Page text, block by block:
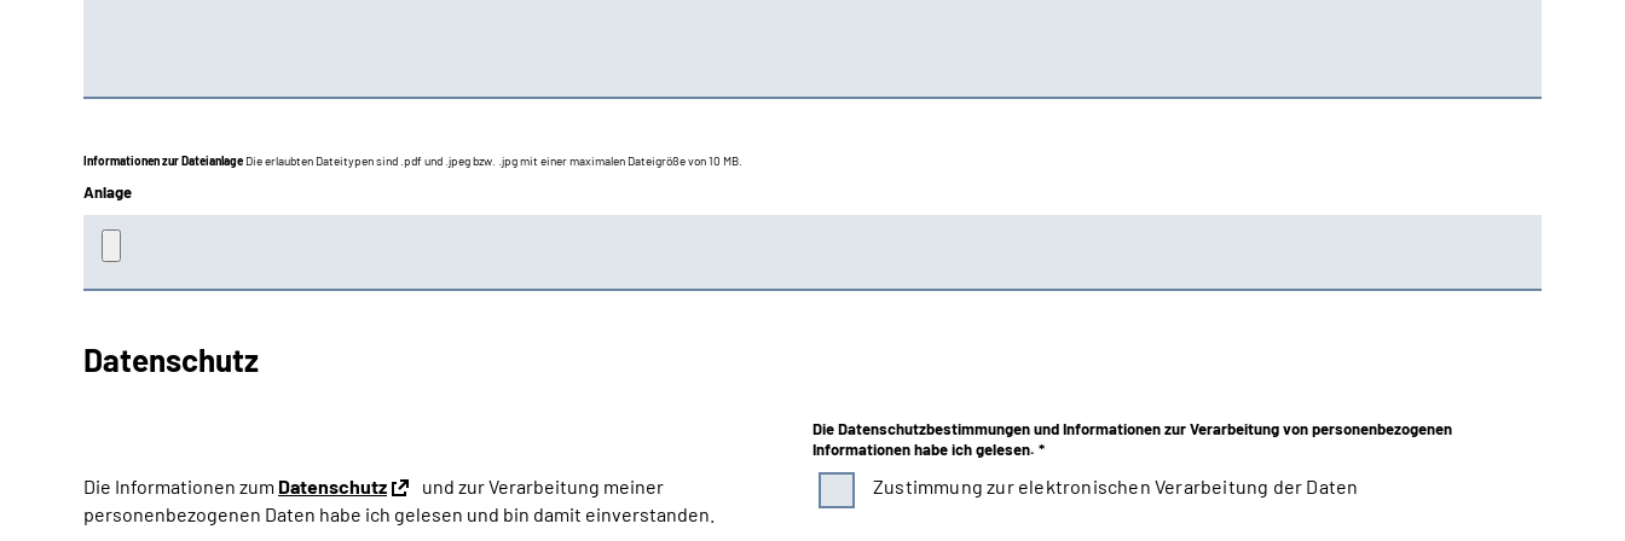
Informationen zur Dateianlage Die erlaubten Dateitypen sind .pdf und .jpeg bzw. .jpg mit einer maximalen Dateigröße von 10 MB.
Anlage
Datenschutz
Die Informationen zum Datenschutz
und zur Verarbeitung meiner
personenbezogenen Daten habe ich gelesen und bin damit einverstanden.
Die Datenschutzbestimmungen und Informationen zur Verarbeitung von personenbezogenen
Informationen habe ich gelesen. *
Zustimmung zur elektronischen Verarbeitung der Daten